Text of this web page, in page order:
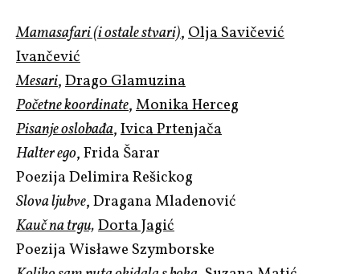
Mamasafari (i ostale stvari),Olja Savičević
Ivančević
Mesari,Drago Glamuzina
Početne koordinate,Monika Herceg
Pisanje oslobađa,Ivica Prtenjača
Halter ego, Frida Šarar
Poezija Delimira Rešickog
Slova ljubve, Dragana Mladenović
Kauč na trgu,Dorta Jagić
Poezija Wisławe Szymborske